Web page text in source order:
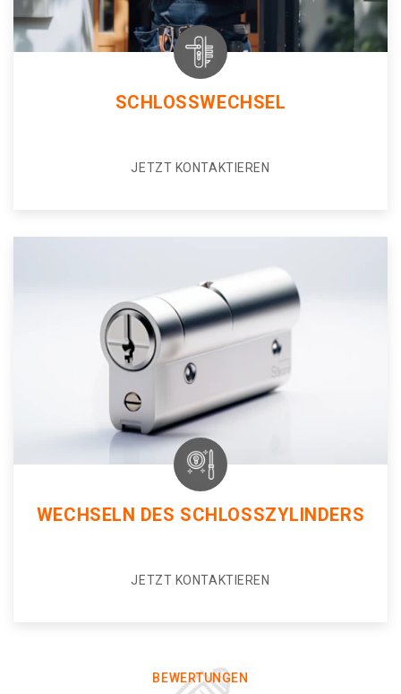
SCHLOSSWECHSEL
JETZT KONTAKTIEREN
WECHSELN DES SCHLOSSZYLINDERS
JETZT KONTAKTIEREN
BEWERTUNGEN